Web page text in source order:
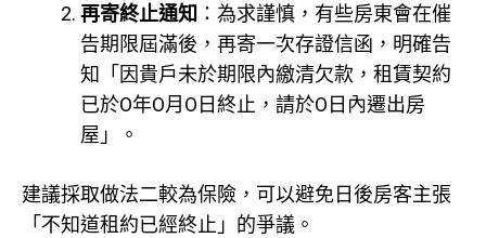
再寄終止通知 ：為求謹慎，有些房東會在催
告期限屆滿後，再寄一次存證信函，明確告
知「因貴戶未於期限內繳清欠款，租賃契約
已於O年O月O日終止，請於O日內遷出房
屋」。
建議採取做法二較為保險，可以避免日後房客主張
「不知道租約已經終止」的爭議。